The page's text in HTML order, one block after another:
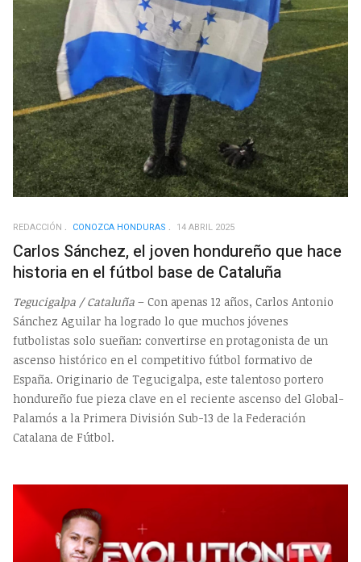
REDACCIÓN CONOZCA HONDURAS 14 ABRIL 2025
Carlos Sánchez, el joven hondureño que hace
historia en el fútbol base de Cataluña
Tegucigalpa / Cataluña – Con apenas 12 años, Carlos Antonio
Sánchez Aguilar ha logrado lo que muchos jóvenes
futbolistas solo sueñan: convertirse en protagonista de un
ascenso histórico en el competitivo fútbol formativo de
España. Originario de Tegucigalpa, este talentoso portero
hondureño fue pieza clave en el reciente ascenso del Global-
Palamós a la Primera División Sub-13 de la Federación
Catalana de Fútbol.